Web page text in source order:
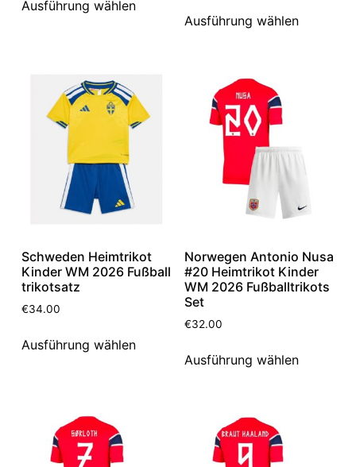
Ausführung wählen
Ausführung wählen
Schweden Heimtrikot
Kinder WM 2026 Fußball
trikotsatz
€34.00
Ausführung wählen
Norwegen Antonio Nusa
#20 Heimtrikot Kinder
WM 2026 Fußballtrikots
Set
€32.00
Ausführung wählen